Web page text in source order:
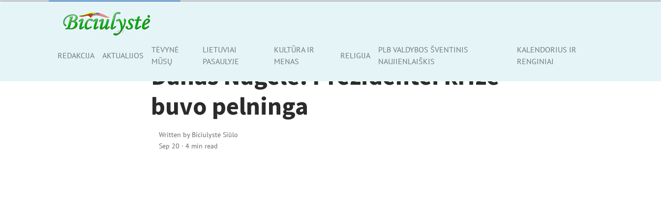
REDAKCIJA AKTUALIJOS
TĖVYNĖ
MŪSŲ
LIETUVIAI
PASAULYJE
KULTŪRA IR
MENAS
RELIGIJA
PLB VALDYBOS ŠVENTINIS
NAUJIENLAIŠKIS
KALENDORIUS IR
RENGINIAI
AKTUALIJOS
Danas Nagelė. Prezidentei krizė
buvo pelninga
Written by Biciulystė Siūlo
Sep 20 · 4 min read
Share